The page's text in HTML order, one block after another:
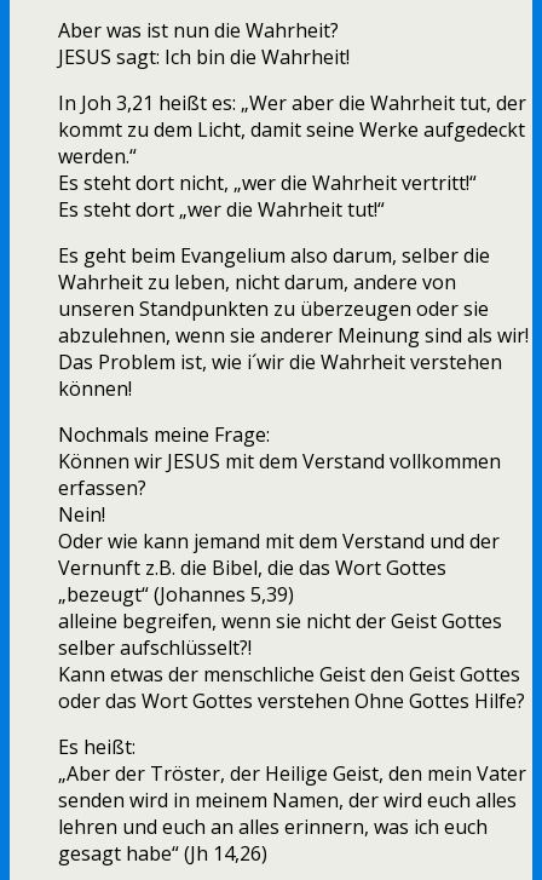
Aber was ist nun die Wahrheit?
JESUS sagt: Ich bin die Wahrheit!
In Joh 3,21 heißt es: „Wer aber die Wahrheit tut, der
kommt zu dem Licht, damit seine Werke aufgedeckt
werden.“
Es steht dort nicht, „wer die Wahrheit vertritt!“
Es steht dort „wer die Wahrheit tut!“
Es geht beim Evangelium also darum, selber die
Wahrheit zu leben, nicht darum, andere von
unseren Standpunkten zu überzeugen oder sie
abzulehnen, wenn sie anderer Meinung sind als wir!
Das Problem ist, wie i´wir die Wahrheit verstehen
können!
Nochmals meine Frage:
Können wir JESUS mit dem Verstand vollkommen
erfassen?
Nein!
Oder wie kann jemand mit dem Verstand und der
Vernunft z.B. die Bibel, die das Wort Gottes
„bezeugt“ (Johannes 5,39)
alleine begreifen, wenn sie nicht der Geist Gottes
selber aufschlüsselt?!
Kann etwas der menschliche Geist den Geist Gottes
oder das Wort Gottes verstehen Ohne Gottes Hilfe?
Es heißt:
„Aber der Tröster, der Heilige Geist, den mein Vater
senden wird in meinem Namen, der wird euch alles
lehren und euch an alles erinnern, was ich euch
gesagt habe“ (Jh 14,26)